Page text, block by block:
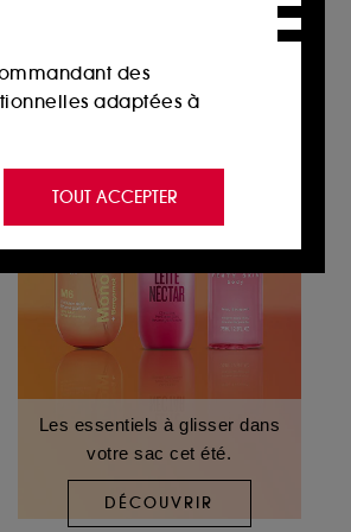
Les essentiels à glisser dans
votre sac cet été.
DÉCOUVRIR
des
adaptées à
publicités, y compris
site afin d’en
de paiement et les
tel que les cookies
à votre compte lors
TOUT ACCEPTER